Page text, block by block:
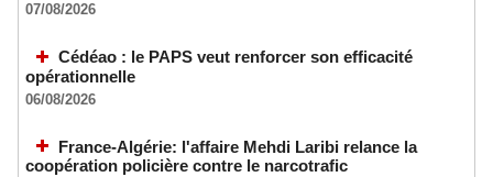
07/08/2026
Cédéao : le PAPS veut renforcer son efficacité
opérationnelle
06/08/2026
France-Algérie: l'affaire Mehdi Laribi relance la
coopération policière contre le narcotrafic